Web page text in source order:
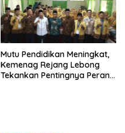
Mutu Pendidikan Meningkat,
Kemenag Rejang Lebong
Tekankan Pentingnya Peran